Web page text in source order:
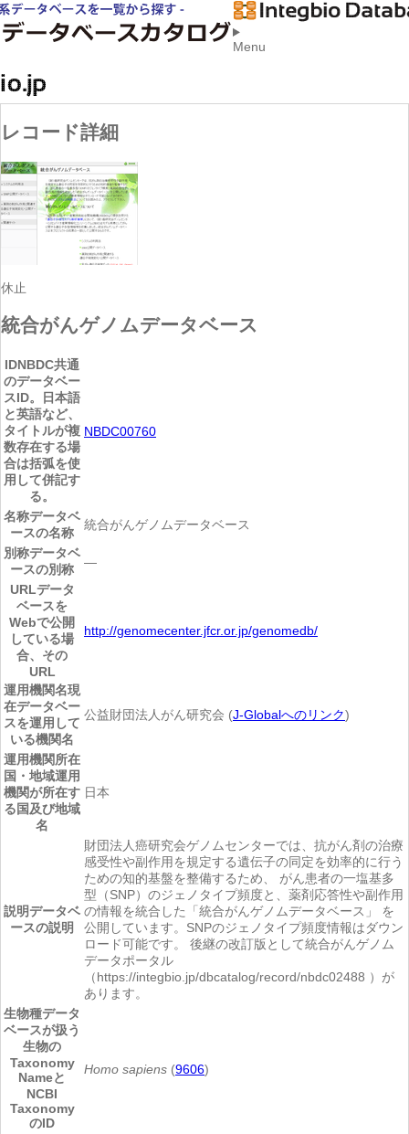
Menu
レコード詳細
休止
統合がんゲノムデータベース
IDNBDC共通
のデータベー
スID。日本語
と英語など、
タイトルが複
数存在する場
合は括弧を使
用して併記す
る。
NBDC00760
名称データベ
ースの名称
統合がんゲノムデータベース
別称データベ
ースの別称
―
URLデータ
ベースを
Webで公開
している場
合、その
URL
http://genomecenter.jfcr.or.jp/genomedb/
運用機関名現
在データベー
スを運用して
いる機関名
公益財団法人がん研究会 (J-Globalへのリンク)
運用機関所在
国・地域運用
機関が所在す
る国及び地域
名
日本
説明データベ
ースの説明
財団法人癌研究会ゲノムセンターでは、抗がん剤の治療
感受性や副作用を規定する遺伝子の同定を効率的に行う
ための知的基盤を整備するため、 がん患者の一塩基多
型（SNP）のジェノタイプ頻度と、薬剤応答性や副作用
の情報を統合した「統合がんゲノムデータベース」 を
公開しています。SNPのジェノタイプ頻度情報はダウン
ロード可能です。 後継の改訂版として統合がんゲノム
データポータル
（https://integbio.jp/dbcatalog/record/nbdc02488 ）が
あります。
生物種データ
ベースが扱う
生物の
Taxonomy
Nameと
NCBI
Taxonomy
のID
Homo sapiens (9606)